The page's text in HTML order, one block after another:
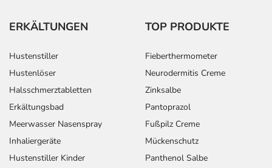
ERKÄLTUNGEN
Hustenstiller
Hustenlöser
Halsschmerztabletten
Erkältungsbad
Meerwasser Nasenspray
Inhaliergeräte
Hustenstiller Kinder
TOP PRODUKTE
Fieberthermometer
Neurodermitis Creme
Zinksalbe
Pantoprazol
Fußpilz Creme
Mückenschutz
Panthenol Salbe